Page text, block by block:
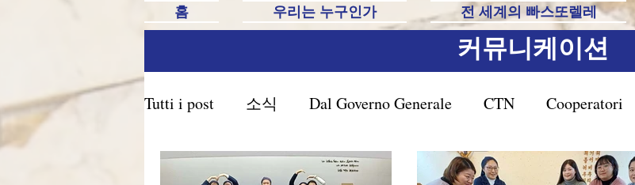
홈 우리는 누구인가 전 세계의 빠스또렐레
커뮤니케이션
Tutti i post 소식 Dal Governo Generale CTN Cooperatori
Brasile Caxias do Sul Brasile San Paolo Filippine-Australia-